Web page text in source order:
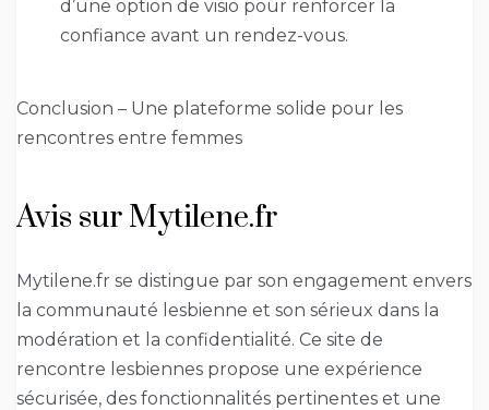
d’une option de visio pour renforcer la
confiance avant un rendez-vous.
Conclusion – Une plateforme solide pour les
rencontres entre femmes
Avis sur Mytilene.fr
Mytilene.fr se distingue par son engagement envers
la communauté lesbienne et son sérieux dans la
modération et la confidentialité. Ce site de
rencontre lesbiennes propose une expérience
sécurisée, des fonctionnalités pertinentes et une